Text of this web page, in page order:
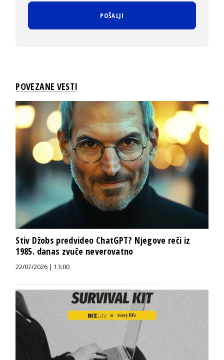
POVEZANE VESTI
Stiv Džobs predvideo ChatGPT? Njegove reči iz
1985. danas zvuče neverovatno
22/07/2026 | 13:00